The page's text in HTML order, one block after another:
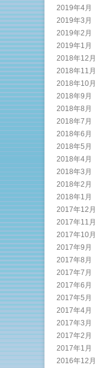
2019年4月
2019年3月
2019年2月
2019年1月
2018年12月
2018年11月
2018年10月
2018年9月
2018年8月
2018年7月
2018年6月
2018年5月
2018年4月
2018年3月
2018年2月
2018年1月
2017年12月
2017年11月
2017年10月
2017年9月
2017年8月
2017年7月
2017年6月
2017年5月
2017年4月
2017年3月
2017年2月
2017年1月
2016年12月